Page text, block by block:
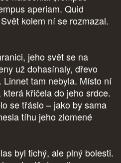
aperiam. Quid
kolem ní se rozmazal.
jeho svět se na
už dohasínaly, dřevo
Linnet tam nebyla. Místo ní
křičela do jeho srdce.
se třáslo – jako by sama
tíhu jeho zlomené
byl tichý, ale plný bolesti.